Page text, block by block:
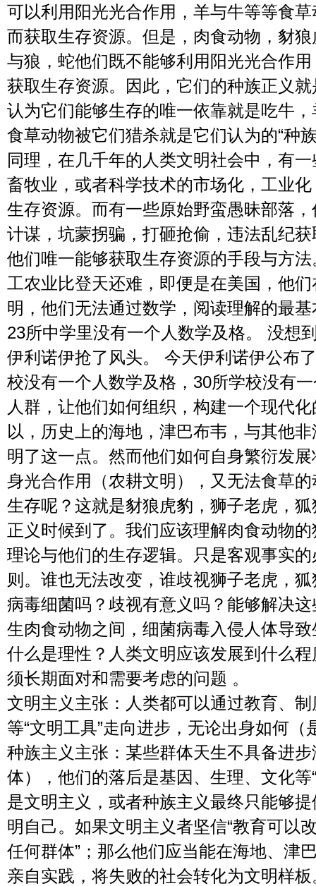
可以利用阳光光合作用，羊与牛等等食
而获取生存资源。但是，肉食动物，豺
与狼，蛇他们既不能够利用阳光光合作
获取生存资源。因此，它们的种族正义
认为它们能够生存的唯一依靠就是吃牛
食草动物被它们猎杀就是它们认为的“种
同理，在几千年的人类文明社会中，有
畜牧业，或者科学技术的市场化，工业
生存资源。而有一些原始野蛮愚昧部落
计谋，坑蒙拐骗，打砸抢偷，违法乱纪
他们唯一能够获取生存资源的手段与方
工农业比登天还难，即便是在美国，他
明，他们无法通过数学，阅读理解的最
23所中学里没有一个人数学及格。 没想
伊利诺伊抢了风头。 今天伊利诺伊公布
校没有一个人数学及格，30所学校没有
人群，让他们如何组织，构建一个现代
以，历史上的海地，津巴布韦，与其他
明了这一点。然而他们如何自身繁衍发
身光合作用（农耕文明），又无法食草
生存呢？这就是豺狼虎豹，狮子老虎，
正义时候到了。我们应该理解肉食动物
理论与他们的生存逻辑。只是客观事实
则。谁也无法改变，谁歧视狮子老虎，
病毒细菌吗？歧视有意义吗？能够解决
生肉食动物之间，细菌病毒入侵人体导
什么是理性？人类文明应该发展到什么
须长期面对和需要考虑的问题 。
文明主义主张：人类都可以通过教育、
等“文明工具”走向进步，无论出身如何（
种族主义主张：某些群体天生不具备进
体），他们的落后是基因、生理、文化等
是文明主义，或者种族主义最终只能够
明自己。如果文明主义者坚信“教育可以
任何群体”；那么他们应当能在海地、津
亲自实践，将失败的社会转化为文明样板